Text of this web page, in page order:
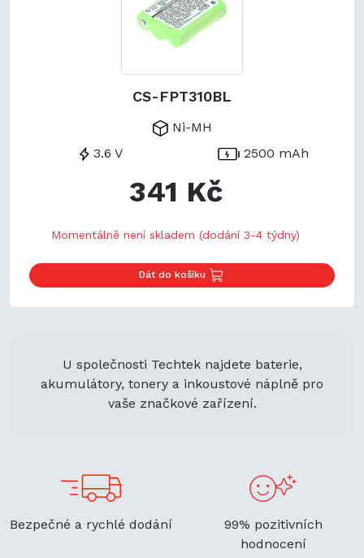
CS-FPT310BL
Ni-MH
3.6 V
2500 mAh
341 Kč
Momentálně není skladem (dodání 3-4 týdny)
Dát do košíku
U společnosti Techtek najdete baterie,
akumulátory, tonery a inkoustové náplně pro
vaše značkové zařízení.
Bezpečné a rychlé dodání
99% pozitivních
hodnocení